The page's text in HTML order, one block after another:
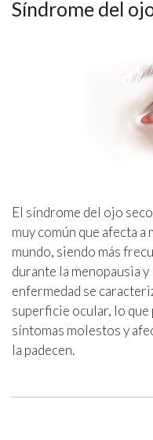
Síndrome del
El síndrome del ojo
muy común que afecta
mundo, siendo más
durante la menopausia
enfermedad se
superficie ocular, lo que
síntomas molestos y
la padecen.